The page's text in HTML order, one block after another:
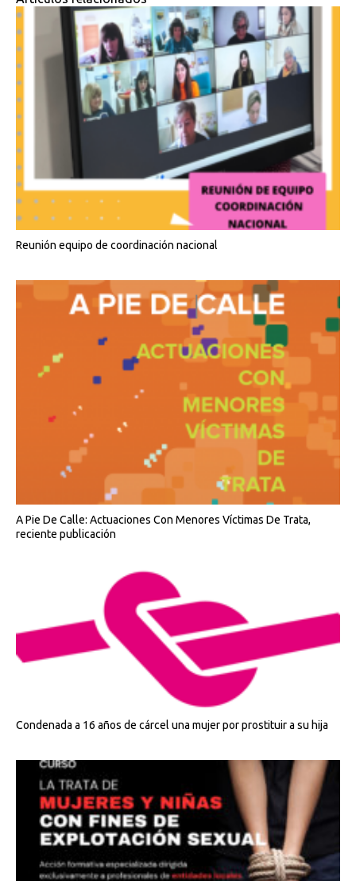
Reunión equipo de coordinación nacional
A Pie De Calle: Actuaciones Con Menores Víctimas De Trata,
reciente publicación
Condenada a 16 años de cárcel una mujer por prostituir a su hija